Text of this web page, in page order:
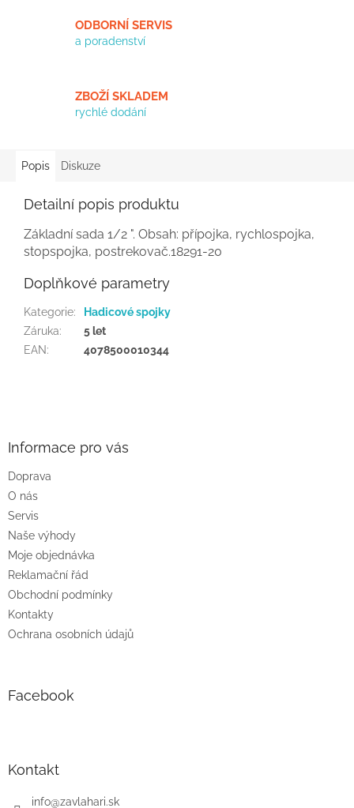
ODBORNÍ SERVIS
a poradenství
ZBOŽÍ SKLADEM
rychlé dodání
Popis Diskuze
Detailní popis produktu
Základnísada 1/2 ". Obsah: přípojka, rychlospojka,
stopspojka, postrekovač.18291-20
Doplňkové parametry
Kategorie:
Hadicové spojky
Záruka:
5 let
EAN: 4078500010344
Informace pro vás
Doprava
O nás
Servis
Naše výhody
Moje objednávka
Reklamační řád
Obchodní podmínky
Kontakty
Ochrana osobních údajů
Facebook
Kontakt
info@zavlahari.sk